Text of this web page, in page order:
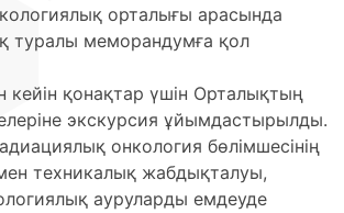
орталығы арасында
туралы меморандумға қол
кейін қонақтар үшін Орталықтың
экскурсия ұйымдастырылды.
онкология бөлімшесінің
техникалық жабдықталуы,
ауруларды емдеуде